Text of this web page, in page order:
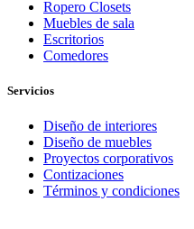
Ropero Closets
Muebles de sala
Escritorios
Comedores
Servicios
Diseño de interiores
Diseño de muebles
Proyectos corporativos
Contizaciones
Términos y condiciones